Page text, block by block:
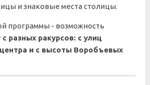
и знаковые места столицы.
программы - возможность
разных ракурсов: с улиц
и с высоты Воробъевых